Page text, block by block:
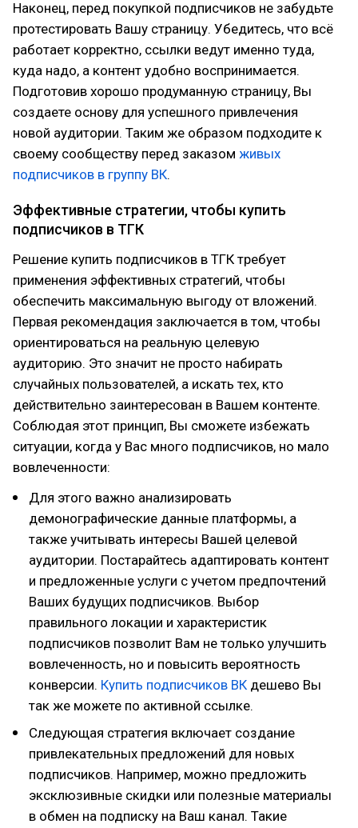
Наконец, перед покупкой подписчиков не забудьте
протестировать Вашу страницу. Убедитесь, что всё
работает корректно, ссылки ведут именно туда,
куда надо, а контент удобно воспринимается.
Подготовив хорошо продуманную страницу, Вы
создаете основу для успешного привлечения
новой аудитории. Таким же образом подходите к
своему сообществу перед заказом живых
подписчиков в группу ВК.
Эффективные стратегии, чтобы купить
подписчиков в ТГК
Решение купить подписчиков в ТГК требует
применения эффективных стратегий, чтобы
обеспечить максимальную выгоду от вложений.
Первая рекомендация заключается в том, чтобы
ориентироваться на реальную целевую
аудиторию. Это значит не просто набирать
случайных пользователей, а искать тех, кто
действительно заинтересован в Вашем контенте.
Соблюдая этот принцип, Вы сможете избежать
ситуации, когда у Вас много подписчиков, но мало
вовлеченности:
Для этого важно анализировать
демонографические данные платформы, а
также учитывать интересы Вашей целевой
аудитории. Постарайтесь адаптировать контент
и предложенные услуги с учетом предпочтений
Ваших будущих подписчиков. Выбор
правильного локации и характеристик
подписчиков позволит Вам не только улучшить
вовлеченность, но и повысить вероятность
конверсии. Купить подписчиков ВК дешево Вы
так же можете по активной ссылке.
Следующая стратегия включает создание
привлекательных предложений для новых
подписчиков. Например, можно предложить
эксклюзивные скидки или полезные материалы
в обмен на подписку на Ваш канал. Такие